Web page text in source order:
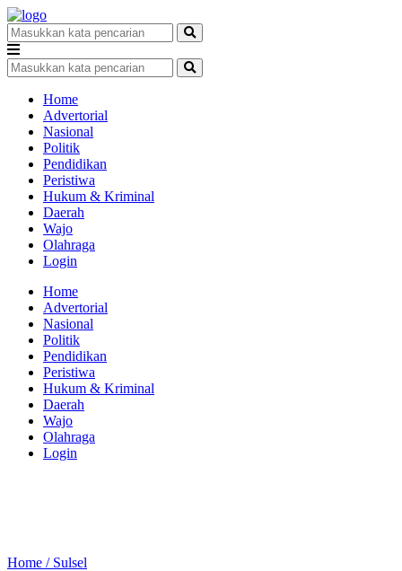
Home
Advertorial
Nasional
Politik
Pendidikan
Peristiwa
Hukum & Kriminal
Daerah
Wajo
Olahraga
Login
Home
Advertorial
Nasional
Politik
Pendidikan
Peristiwa
Hukum & Kriminal
Daerah
Wajo
Olahraga
Login
Home / Sulsel